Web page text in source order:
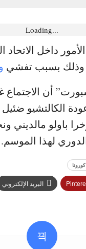
Loading...
داخل الاتحاد
وذلك بسبب تفشي
أن
الكالتشيو
مالديني
لهذا الموسم.
البريد الإلكتروني